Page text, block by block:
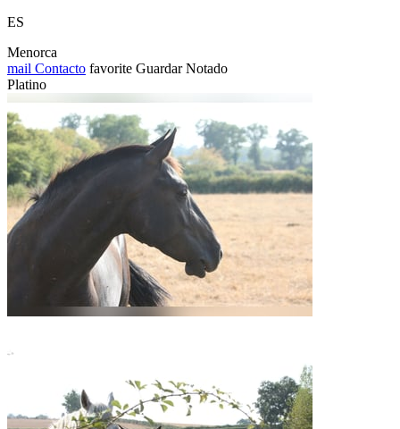
ES
Menorca
mail Contacto favorite Guardar Notado
Platino